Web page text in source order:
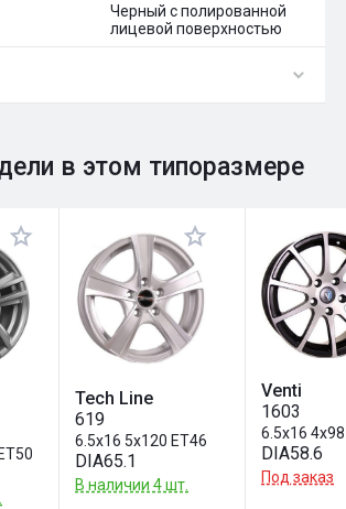
Черный с полированной
лицевой поверхностью
Общий рейтинг 0
в этом типоразмере
Tech Line
619
6.5x16 5x120 ET46
DIA65.1
В наличии 4 шт.
Venti
1603
6.5x16
DIA58.6
Под заказ